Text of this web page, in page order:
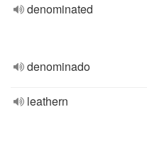
denominated
denominado
leathern